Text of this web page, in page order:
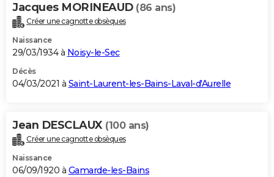
Jacques MORINEAUD (86 ans)
Créer une cagnotte obsèques
Naissance
29/03/1934 à Noisy-le-Sec
Décès
04/03/2021 à Saint-Laurent-les-Bains-Laval-d'Aurelle
Jean DESCLAUX (100 ans)
Créer une cagnotte obsèques
Naissance
06/09/1920 à Gamarde-les-Bains